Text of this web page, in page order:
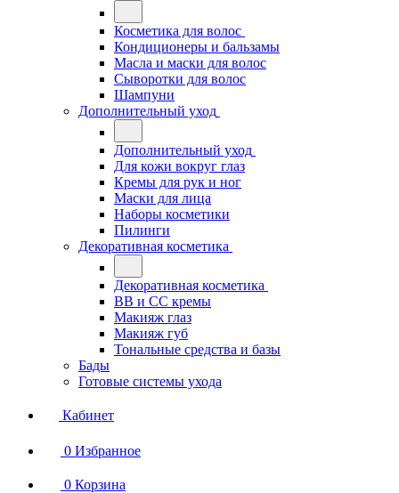
Косметика для волос
Кондиционеры и бальзамы
Масла и маски для волос
Сыворотки для волос
Шампуни
Дополнительный уход
Дополнительный уход
Для кожи вокруг глаз
Кремы для рук и ног
Маски для лица
Наборы косметики
Пилинги
Декоративная косметика
Декоративная косметика
BB и СС кремы
Макияж глаз
Макияж губ
Тональные средства и базы
Бады
Готовые системы ухода
Кабинет
0 Избранное
0 Корзина